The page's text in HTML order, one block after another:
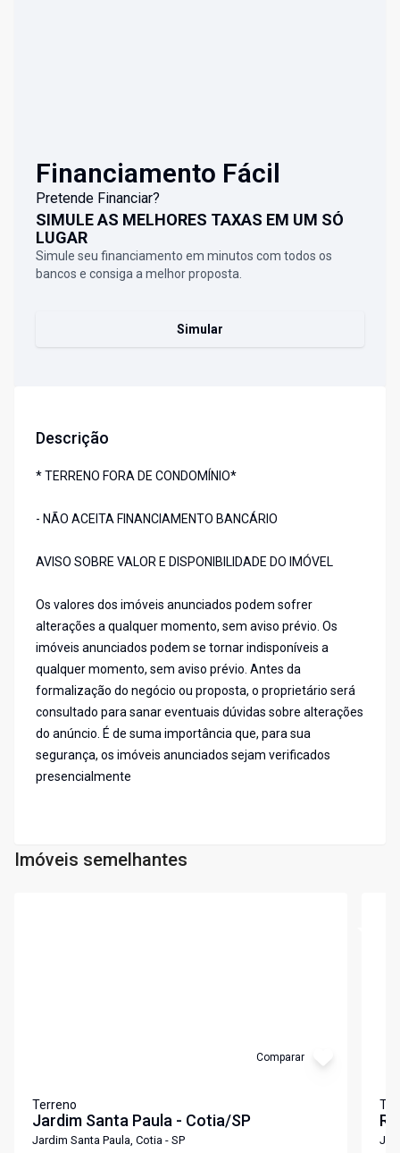
Financiamento Fácil
Pretende Financiar?
SIMULE AS MELHORES TAXAS EM UM SÓ
LUGAR
Simule seu financiamento em minutos com todos os
bancos e consiga a melhor proposta.
Simular
Descrição
* TERRENO FORA DE CONDOMÍNIO*
- NÃO ACEITA FINANCIAMENTO BANCÁRIO
AVISO SOBRE VALOR E DISPONIBILIDADE DO IMÓVEL
Os valores dos imóveis anunciados podem sofrer
alterações a qualquer momento, sem aviso prévio. Os
imóveis anunciados podem se tornar indisponíveis a
qualquer momento, sem aviso prévio. Antes da
formalização do negócio ou proposta, o proprietário será
consultado para sanar eventuais dúvidas sobre alterações
do anúncio. É de suma importância que, para sua
segurança, os imóveis anunciados sejam verificados
presencialmente
Imóveis semelhantes
Comparar
Terreno
Jardim Santa Paula - Cotia/SP
Jardim Santa Paula, Cotia - SP